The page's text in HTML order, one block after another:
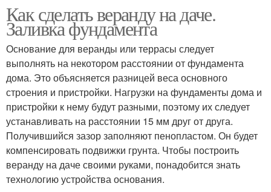
Как сделать веранду на даче.
Заливка фундамента
Основание для веранды или террасы следует
выполнять на некотором расстоянии от фундамента
дома. Это объясняется разницей веса основного
строения и пристройки. Нагрузки на фундаменты дома и
пристройки к нему будут разными, поэтому их следует
устанавливать на расстоянии 15 мм друг от друга.
Получившийся зазор заполняют пенопластом. Он будет
компенсировать подвижки грунта. Чтобы построить
веранду на даче своими руками, понадобится знать
технологию устройства основания.